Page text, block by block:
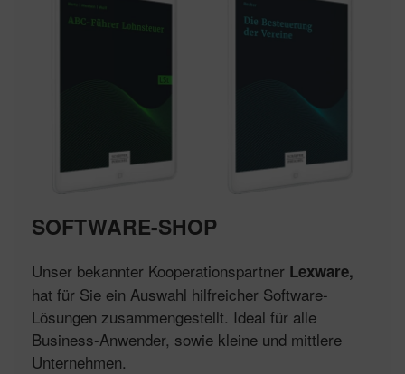
SOFTWARE-SHOP
Unser bekannter Kooperationspartner Lexware,
hat für Sie ein Auswahl hilfreicher Software-
Lösungen zusammengestellt. Ideal für alle
Business-Anwender, sowie kleine und mittlere
Unternehmen.